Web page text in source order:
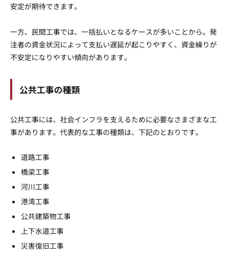
安定が期待できます。
一方、民間工事では、一括払いとなるケースが多いことから。発
注者の資金状況によって支払い遅延が起こりやすく、資金繰りが
不安定になりやすい傾向があります。
公共工事の種類
公共工事には、社会インフラを支えるために必要なさまざまな工
事があります。代表的な工事の種類は、下記のとおりです。
道路工事
橋梁工事
河川工事
港湾工事
公共建築物工事
上下水道工事
災害復旧工事